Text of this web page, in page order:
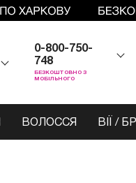
0-800-750-
748
БЕЗКОШТОВНО З
МОБІЛЬНОГО
ВОЛОССЯ ВІЇ /